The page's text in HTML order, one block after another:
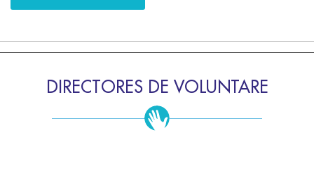
DIRECTORES DE VOLUNTARE